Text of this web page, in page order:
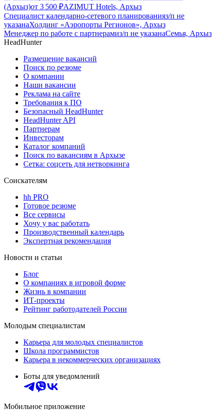
(Архыз)от 3 500 ₽AZIMUT Hotels, Архыз
Специалист календарно-сетевого планированияз/п не
указанаХолдинг «Аэропорты Регионов», Архыз
Менеджер по работе с партнерамиз/п не указанаСемья, Архыз
HeadHunter
Размещение вакансий
Поиск по резюме
О компании
Наши вакансии
Реклама на сайте
Требования к ПО
Безопасный HeadHunter
HeadHunter API
Партнерам
Инвесторам
Каталог компаний
Поиск по вакансиям в Архызе
Сетка: соцсеть для нетворкинга
Соискателям
hh PRO
Готовое резюме
Все сервисы
Хочу у вас работать
Производственный календарь
Экспертная рекомендация
Новости и статьи
Блог
О компаниях в игровой форме
Жизнь в компании
ИТ-проекты
Рейтинг работодателей России
Молодым специалистам
Карьера для молодых специалистов
Школа программистов
Карьера в некоммерческих организациях
Боты для уведомлений
Мобильное приложение